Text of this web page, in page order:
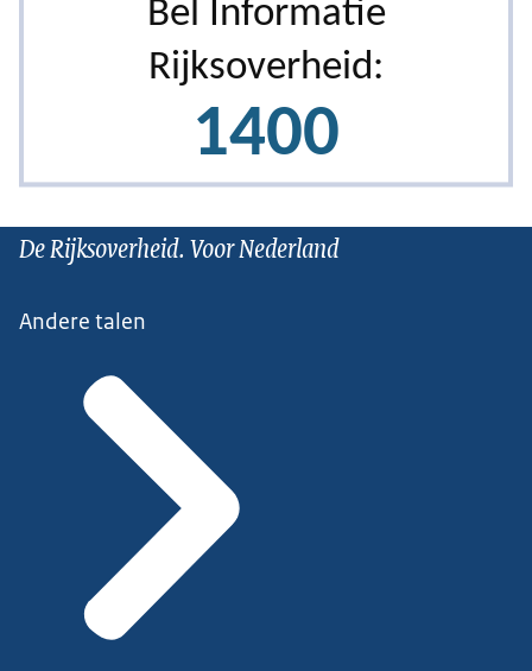
De Rijksoverheid. Voor Nederland
Andere talen